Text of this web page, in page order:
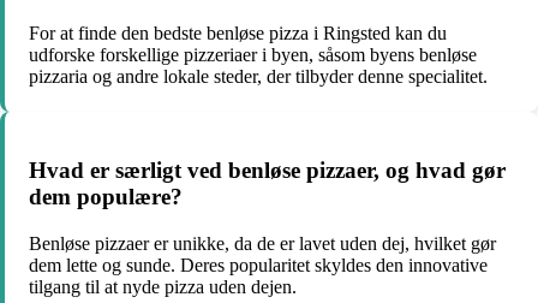
For at finde den bedste benløse pizza i Ringsted kan du
udforske forskellige pizzeriaer i byen, såsom byens benløse
pizzaria og andre lokale steder, der tilbyder denne specialitet.
Hvad er særligt ved benløse pizzaer, og hvad gør
dem populære?
Benløse pizzaer er unikke, da de er lavet uden dej, hvilket gør
dem lette og sunde. Deres popularitet skyldes den innovative
tilgang til at nyde pizza uden dejen.